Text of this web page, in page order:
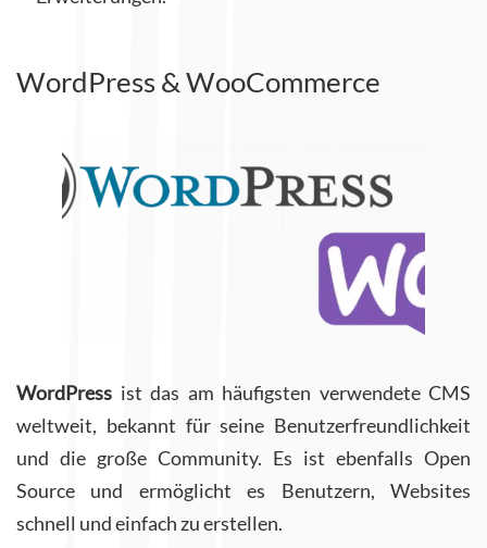
WordPress & WooCommerce
WordPress ist das am häufigsten verwendete CMS
weltweit, bekannt für seine Benutzerfreundlichkeit
und die große Community. Es ist ebenfalls Open
Source und ermöglicht es Benutzern, Websites
schnell und einfach zu erstellen.